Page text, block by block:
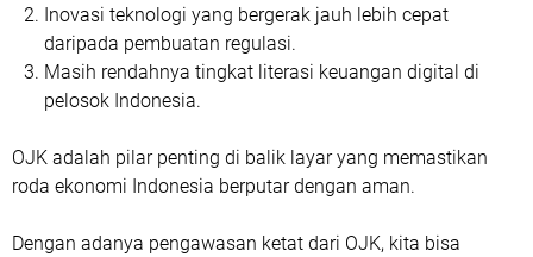
Inovasi teknologi yang bergerak jauh lebih cepat
daripada pembuatan regulasi.
Masih rendahnya tingkat literasi keuangan digital di
pelosok Indonesia.
OJK adalah pilar penting di balik layar yang memastikan
roda ekonomi Indonesia berputar dengan aman.
Dengan adanya pengawasan ketat dari OJK, kita bisa